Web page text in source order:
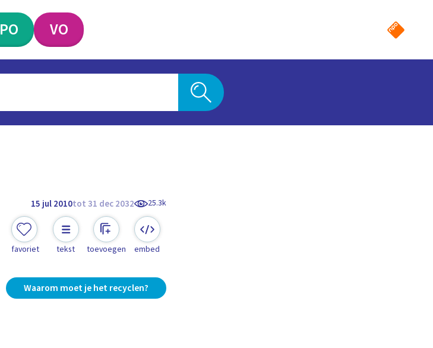
PO VO
15 jul 2010tot 31 dec 2032 25.3k
favoriet tekst toevoegen embed
Waarom moet je het recyclen?